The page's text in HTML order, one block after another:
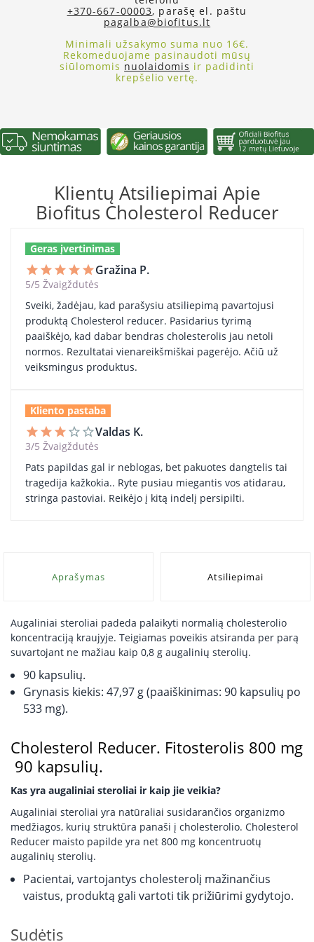
+370-667-00003, parašę el. paštu
pagalba@biofitus.lt
Minimali užsakymo suma nuo 16€.
Rekomeduojame pasinaudoti mūsų
siūlomomis nuolaidomis ir padidinti
krepšelio vertę.
Klientų Atsiliepimai Apie
Biofitus Cholesterol Reducer
Geras įvertinimas
star star star star starGražina P.
5/5 Žvaigždutės
Sveiki, žadėjau, kad parašysiu atsiliepimą pavartojusi
produktą Cholesterol reducer. Pasidarius tyrimą
paaiškėjo, kad dabar bendras cholesterolis jau netoli
normos. Rezultatai vienareikšmiškai pagerėjo. Ačiū už
veiksmingus produktus.
Kliento pastaba
star star star star_border star_borderValdas K.
3/5 Žvaigždutės
Pats papildas gal ir neblogas, bet pakuotes dangtelis tai
tragedija kažkokia.. Ryte pusiau miegantis vos atidarau,
stringa pastoviai. Reikėjo į kitą indelį persipilti.
Aprašymas Atsiliepimai
Augaliniai steroliai padeda palaikyti normalią cholesterolio
koncentraciją kraujyje. Teigiamas poveikis atsiranda per parą
suvartojant ne mažiau kaip 0,8 g augalinių sterolių.
90 kapsulių.
Grynasis kiekis: 47,97 g (paaiškinimas: 90 kapsulių po
533 mg).
Cholesterol Reducer. Fitosterolis 800 mg
90 kapsulių.
Kas yra augaliniai steroliai ir kaip jie veikia?
Augaliniai steroliai yra natūraliai susidarančios organizmo
medžiagos, kurių struktūra panaši į cholesterolio. Cholesterol
Reducer maisto papilde yra net 800 mg koncentruotų
augalinių sterolių.
Pacientai, vartojantys cholesterolį mažinančius
vaistus, produktą gali vartoti tik prižiūrimi gydytojo.
Sudėtis